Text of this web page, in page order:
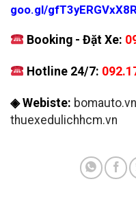
goo.gl/
Booking - Đặt Xe:
Hotline 24/7:
◈ Webiste: bomauto.vn
thuexedulichhcm.vn